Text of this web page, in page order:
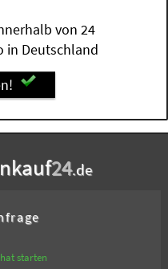
von 24
in Deutschland
24.de
starten